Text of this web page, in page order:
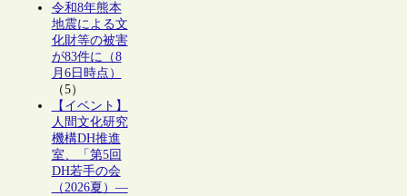
令和8年熊本
地震による文
化財等の被害
が83件に（8
月6日時点）
（5）
【イベント】
人間文化研究
機構DH推進
室、「第5回
DH若手の会
（2026夏）―